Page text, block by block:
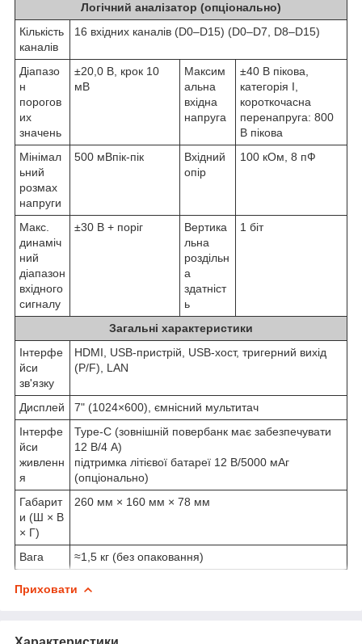
Логічний аналізатор (опціонально)
Кількість
каналів
16 вхідних каналів (D0–D15) (D0–D7, D8–D15)
Діапазо
н
порогов
их
значень
±20,0 В, крок 10
мВ
Максим
альна
вхідна
напруга
±40 В пікова,
категорія I,
короткочасна
перенапруга: 800
В пікова
Мінімал
ьний
розмах
напруги
500 мВпік-пік
Вхідний
опір
100 кОм, 8 пФ
Макс.
динаміч
ний
діапазон
вхідного
сигналу
±30 В + поріг
Вертика
льна
роздільн
а
здатніст
ь
1 біт
Загальні характеристики
Інтерфе
йси
зв'язку
HDMI, USB-пристрій, USB-хост, тригерний вихід
(P/F), LAN
Дисплей
7" (1024×600), ємнісний мультитач
Інтерфе
йси
живленн
я
Type-C (зовнішній повербанк має забезпечувати
12 В/4 А)
підтримка літієвої батареї 12 В/5000 мАг
(опціонально)
Габарит
и (Ш × В
× Г)
260 мм × 160 мм × 78 мм
Вага ≈1,5 кг (без опаковання)
Приховати